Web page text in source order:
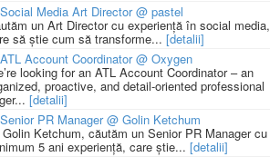
Social Media Art Director @ pastel
un Art Director cu experiență în social media,
să știe cum să transforme... [detalii]
ATL Account Coordinator @ Oxygen
looking for an ATL Account Coordinator – an
proactive, and detail-oriented professional
[detalii]
Senior PR Manager @ Golin Ketchum
Golin Ketchum, căutăm un Senior PR Manager cu
5 ani experiență, care știe... [detalii]